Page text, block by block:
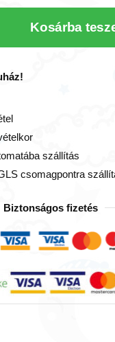
Kosárba
szállítás
csomagpontra
Biztonságos fizetés